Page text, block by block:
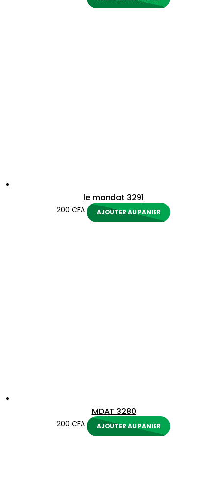
le mandat 3291
200 CFA AJOUTER AU PANIER
MDAT 3280
200 CFA AJOUTER AU PANIER